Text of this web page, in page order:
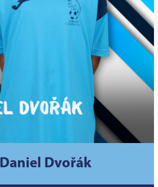
Daniel Dvořák